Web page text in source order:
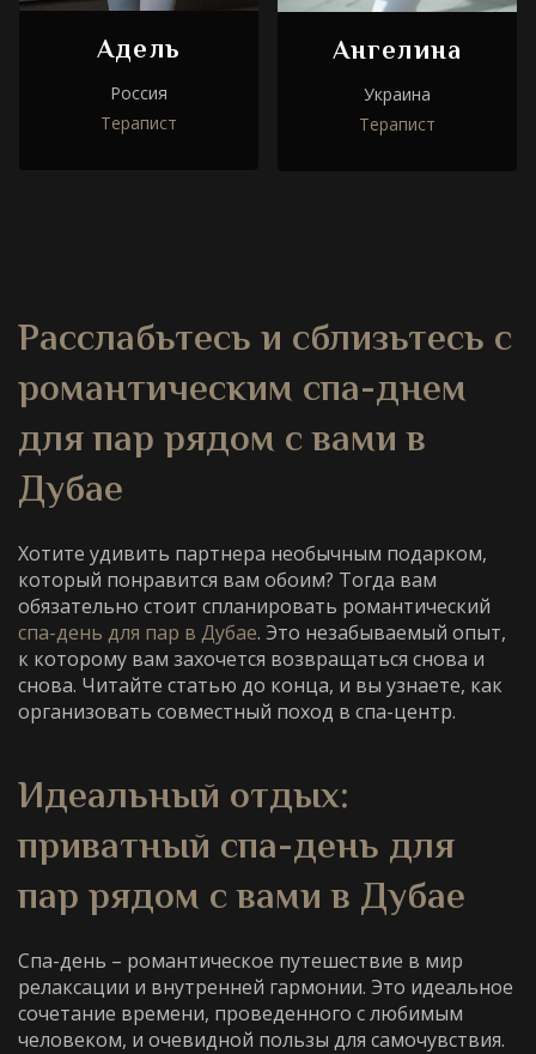
Адель
Россия
Терапист
Ангелина
Украина
Терапист
Расслабьтесь и сблизьтесь с
романтическим спа-днем
для пар рядом с вамив
Дубае
Хотите удивить партнера необычным подарком,
который понравится вам обоим? Тогда вам
обязательно стоит спланировать романтический
спа-день для пар в Дубае. Это незабываемый опыт,
к которому вам захочется возвращаться снова и
снова. Читайте статью до конца, и вы узнаете, как
организовать совместный поход в спа-центр.
Идеальный отдых:
приватный спа-день для
пар рядом с вамив Дубае
Спа-день – романтическое путешествие в мир
релаксации и внутренней гармонии. Это идеальное
сочетание времени, проведенного с любимым
человеком, и очевидной пользы для самочувствия.